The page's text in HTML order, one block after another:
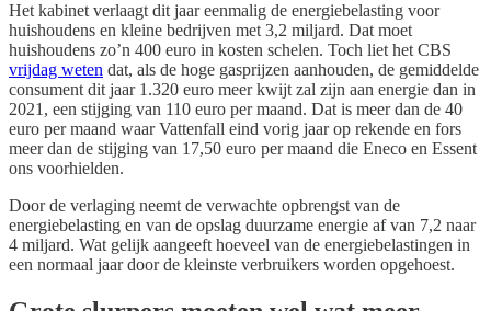
Het kabinet verlaagt dit jaar eenmalig de energiebelasting voor
huishoudens en kleine bedrijven met 3,2 miljard. Dat moet
huishoudens zo’n 400 euro in kosten schelen. Toch liet het CBS
vrijdag weten dat, als de hoge gasprijzen aanhouden, de gemiddelde
consument dit jaar 1.320 euro meer kwijt zal zijn aan energie dan in
2021, een stijging van 110 euro per maand. Dat is meer dan de 40
euro per maand waar Vattenfall eind vorig jaar op rekende en fors
meer dan de stijging van 17,50 euro per maand die Eneco en Essent
ons voorhielden.
Door de verlaging neemt de verwachte opbrengst van de
energiebelasting en van de opslag duurzame energie af van 7,2 naar
4 miljard. Wat gelijk aangeeft hoeveel van de energiebelastingen in
een normaal jaar door de kleinste verbruikers worden opgehoest.